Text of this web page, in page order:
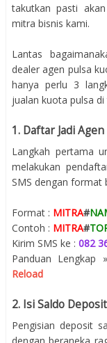
takutkan pasti
mitra bisnis kami.
Lantas
dealer agen pulsa
hanya perlu 3
jualan kuota pulsa
1. Daftar Jadi
Langkah pertama
melakukan
SMS dengan format
Format : MITRA#
Contoh : MITRA#
Kirim SMS ke : 082
Panduan Lengkap
Reload
2. Isi Saldo
Pengisian deposit